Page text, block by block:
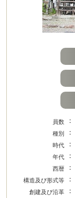
員数 ：
種別
：
時代
：
年代
：
西暦
：
構造及び形式等
：
創建及び沿革
：